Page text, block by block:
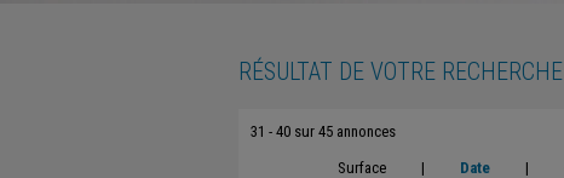
RÉSULTAT DE VOTRE RECHERCHE
31 - 40 sur 45 annonces
Surface
| Date |